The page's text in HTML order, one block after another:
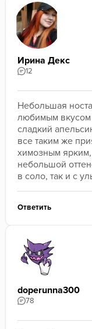
Ирина Декс
12
Небольшая
любимым вкусом
сладкий
все таким же
химозным
небольшой
в соло, так и с
Ответить
doperunna300
78